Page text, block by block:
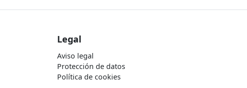
Legal
Aviso legal
Protección de datos
Política de cookies